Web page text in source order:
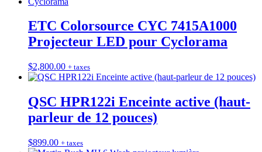
ETC Colorsource CYC 7415A1000
Projecteur LED pour Cyclorama
$2,800.00 + taxes
QSC HPR122i Enceinte active (haut-
parleur de 12 pouces)
$899.00 + taxes